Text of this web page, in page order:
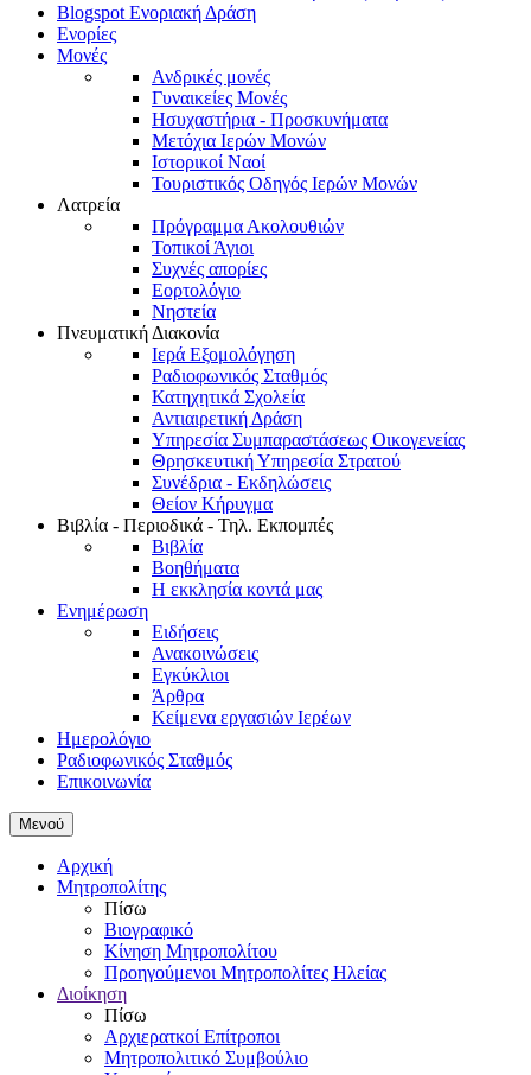
Blogspot Ενοριακή Δράση
Ενορίες
Μονές
Ανδρικές μονές
Γυναικείες Μονές
Ησυχαστήρια - Προσκυνήματα
Μετόχια Ιερών Μονών
Ιστορικοί Ναοί
Τουριστικός Οδηγός Ιερών Μονών
Λατρεία
Πρόγραμμα Ακολουθιών
Τοπικοί Άγιοι
Συχνές απορίες
Εορτολόγιο
Νηστεία
Πνευματική Διακονία
Ιερά Εξομολόγηση
Ραδιοφωνικός Σταθμός
Κατηχητικά Σχολεία
Αντιαιρετική Δράση
Υπηρεσία Συμπαραστάσεως Οικογενείας
Θρησκευτική Υπηρεσία Στρατού
Συνέδρια - Εκδηλώσεις
Θείον Κήρυγμα
Βιβλία - Περιοδικά - Τηλ. Εκπομπές
Βιβλία
Βοηθήματα
Η εκκλησία κοντά μας
Ενημέρωση
Ειδήσεις
Ανακοινώσεις
Εγκύκλιοι
Άρθρα
Κείμενα εργασιών Ιερέων
Ημερολόγιο
Ραδιοφωνικός Σταθμός
Επικοινωνία
Μενού
Αρχική
Μητροπολίτης
Πίσω
Βιογραφικό
Κίνηση Μητροπολίτου
Προηγούμενοι Μητροπολίτες Ηλείας
Διοίκηση
Πίσω
Αρχιερατκοί Επίτροποι
Μητροπολιτικό Συμβούλιο